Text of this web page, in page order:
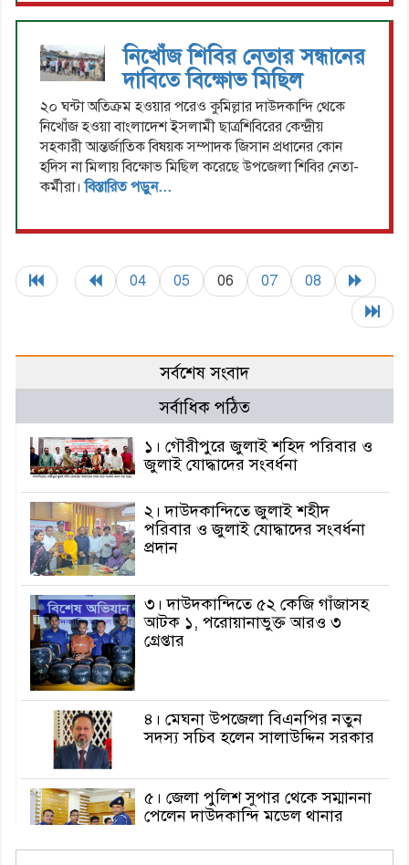
নিখোঁজ শিবির নেতার সন্ধানের
দাবিতে বিক্ষোভ মিছিল
২০ ঘন্টা অতিক্রম হওয়ার পরেও কুমিল্লার দাউদকান্দি থেকে
নিখোঁজ হওয়া বাংলাদেশ ইসলামী ছাত্রশিবিরের কেন্দ্রীয়
সহকারী আন্তর্জাতিক বিষয়ক সম্পাদক জিসান প্রধানের কোন
হদিস না মিলায় বিক্ষোভ মিছিল করেছে উপজেলা শিবির নেতা-
কর্মীরা।বিস্তারিত পড়ুন...
04 05 06 07 08
সর্বশেষ সংবাদ
সর্বাধিক পঠিত
১। গৌরীপুরে জুলাই শহিদ পরিবার ও
জুলাই যোদ্ধাদের সংবর্ধনা
২। দাউদকান্দিতে জুলাই শহীদ
পরিবার ও জুলাই যোদ্ধাদের সংবর্ধনা
প্রদান
৩। দাউদকান্দিতে ৫২ কেজি গাঁজাসহ
আটক ১, পরোয়ানাভুক্ত আরও ৩
গ্রেপ্তার
৪। মেঘনা উপজেলা বিএনপির নতুন
সদস্য সচিব হলেন সালাউদ্দিন সরকার
৫। জেলা পুলিশ সুপার থেকে সম্মাননা
পেলেন দাউদকান্দি মডেল থানার